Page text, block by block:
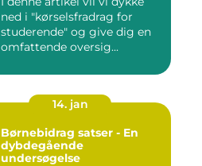
ned i "kørselsfradrag for
studerende" og give dig en
omfattende oversig...
14. jan
Børnebidrag satser - En
dybdegående
undersøgelse